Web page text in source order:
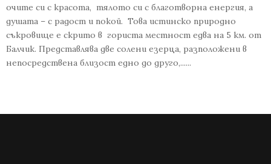
очите си с красота, тялото си с благотворна енергия, а
душата – с радост и покой. Това истинско природно
съкровище е скрито в гориста местност едва на 5 км. от
Балчик. Представлява две солени езерца, разположени в
непосредствена близост едно до друго,......